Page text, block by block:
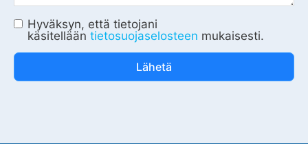
Hyväksyn, että tietojani
käsitellään tietosuojaselosteen mukaisesti.
Lähetä